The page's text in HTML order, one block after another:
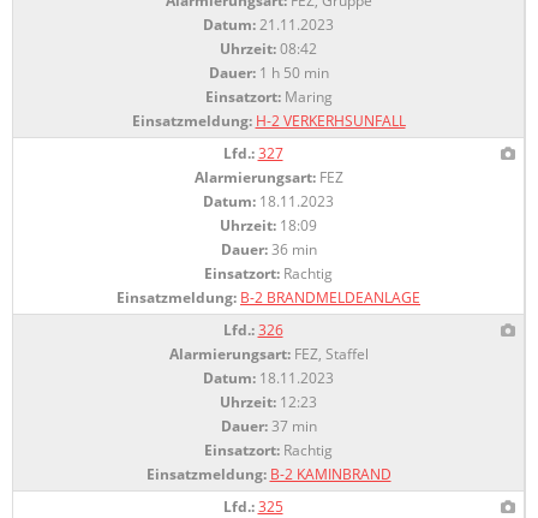
Datum:21.11.2023
Uhrzeit:08:42
Dauer:1 h 50 min
Einsatzort:Maring
Einsatzmeldung: H-2 VERKERHSUNFALL
Lfd.: 327
Alarmierungsart:FEZ
Datum: 18.11.2023
Uhrzeit: 18:09
Dauer:36 min
Einsatzort: Rachtig
Einsatzmeldung: B-2 BRANDMELDEANLAGE
Lfd.: 326
Alarmierungsart:FEZ, Staffel
Datum: 18.11.2023
Uhrzeit: 12:23
Dauer:37 min
Einsatzort: Rachtig
Einsatzmeldung: B-2 KAMINBRAND
Lfd.: 325